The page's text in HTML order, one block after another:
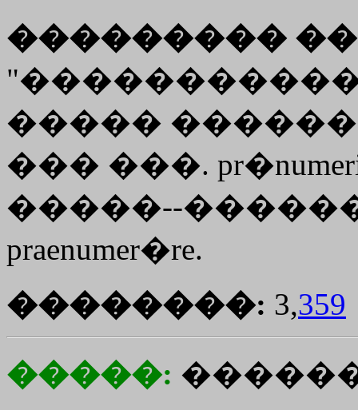
���������
"�����������
����� ������.
��� ���.
�����--������
praenumer�re.
��������: 3,359
�����: